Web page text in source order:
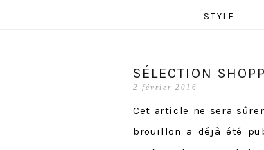
STYLE
SÉLECTION
2 février 2016
Cet article ne sera
brouillon a déjà été